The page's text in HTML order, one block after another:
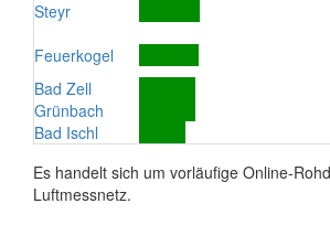
Steyr
Feuerkogel
Bad Zell
Grünbach
Bad Ischl
Es handelt sich um vorläufige Online-
Luftmessnetz.